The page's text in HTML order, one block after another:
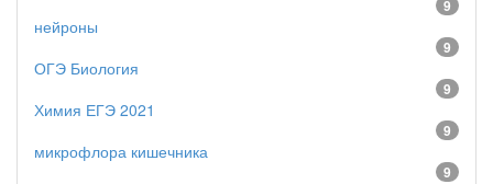
9
нейроны
9
ОГЭ Биология
9
Химия ЕГЭ 2021
9
микрофлора кишечника
9